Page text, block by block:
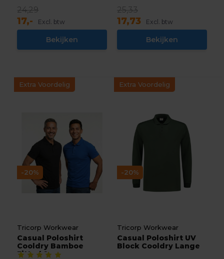
24,29
17,- Excl. btw
Bekijken
25,33
17,73 Excl. btw
Bekijken
-20%
Tricorp Workwear
Casual Poloshirt
Cooldry Bamboe
Fitted 2...
Extra Voordelig
-20%
Tricorp Workwear
Casual Poloshirt UV
Block Cooldry Lange
Extra Voordelig